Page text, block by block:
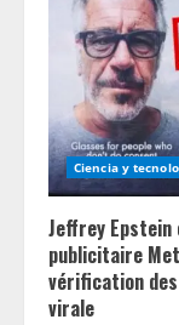
i
n
g
Ciencia y
Jeffrey
publicitaire
vérification
virale